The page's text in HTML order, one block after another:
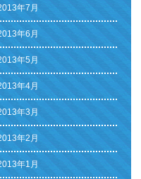
年7月
年6月
年5月
年4月
年3月
年2月
年1月